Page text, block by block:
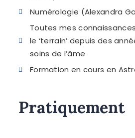
Numérologie (Alexandra
Toutes mes
le ‘terrain’ depuis des
soins de l’âme
Formation en cours en
Pratiquement